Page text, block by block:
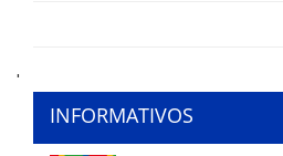
'
INFORMATIVOS